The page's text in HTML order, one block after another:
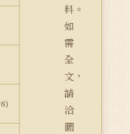
料。
如
需
全
文，
請
洽
圖